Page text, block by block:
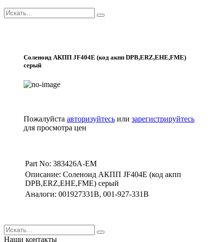
Соленоид АКПП JF404E (код акпп DPB,ERZ,EHE,FME)
серый
Пожалуйста авторизуйтесь или зарегистрируйтесь
для просмотра цен
Part No: 383426A-EM
Описание: Соленоид АКПП JF404E (код акпп
DPB,ERZ,EHE,FME) серый
Аналоги: 001927331B, 001-927-331B
Наши контакты